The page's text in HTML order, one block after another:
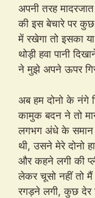
अपनी तरह
की इस बेचारे पर
में रखेगा तो इसका
थोड़ी हवा पानी
ने मुझे अपने ऊपर
अब हम दोनो के नंगे
कामुक बदन ने तो
लगभग अंधे के समान
थी, उसने मेरे दोनो
और कहने लगी की
लेकर चूसो नहीं तो
रगड़ने लगी, कुछ देर